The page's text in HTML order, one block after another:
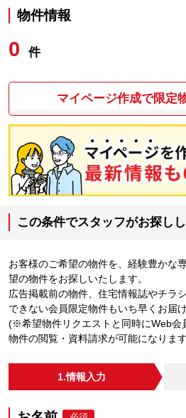
物件情報
0 件
マイページ作成で限定
この条件でスタッフがお探し
お客様のご希望の物件を、経験豊かな
望の物件をお探しいたします。
広告掲載前の物件、住宅情報誌やチラ
できない会員限定物件もいち早くお届け
(※希望物件リクエストと同時にWeb会
物件の閲覧・資料請求が可能になりま
1.情報入力